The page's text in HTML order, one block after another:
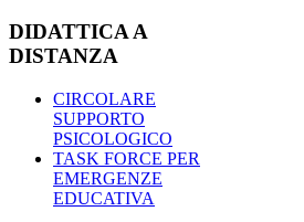
DIDATTICA A
DISTANZA
CIRCOLARE
SUPPORTO
PSICOLOGICO
TASK FORCE PER
EMERGENZE
EDUCATIVA